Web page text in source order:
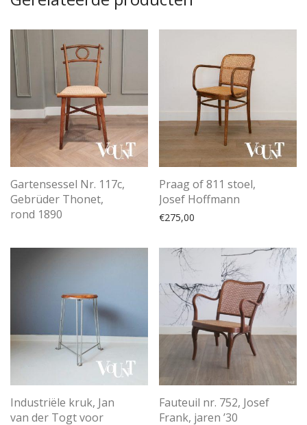
Gartensessel Nr. 117c,
Gebrüder Thonet,
rond 1890
Praag of 811 stoel,
Josef Hoffmann
€275,00
Industriële kruk, Jan
van der Togt voor
Fauteuil nr. 752, Josef
Frank, jaren ’30